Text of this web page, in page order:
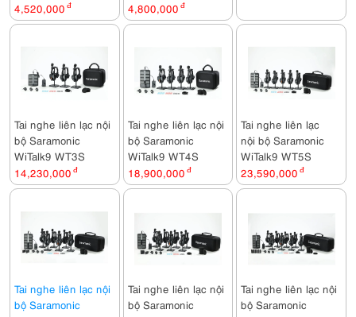
4,520,000 đ
4,800,000 đ
Tai nghe liên lạc nội
bộ Saramonic
WiTalk9 WT3S
14,230,000 đ
Tai nghe liên lạc nội
bộ Saramonic
WiTalk9 WT4S
18,900,000 đ
Tai nghe liên lạc
nội bộ Saramonic
WiTalk9 WT5S
23,590,000 đ
Tai nghe liên lạc nội
bộ Saramonic
Tai nghe liên lạc nội
bộ Saramonic
Tai nghe liên lạc nội
bộ Saramonic